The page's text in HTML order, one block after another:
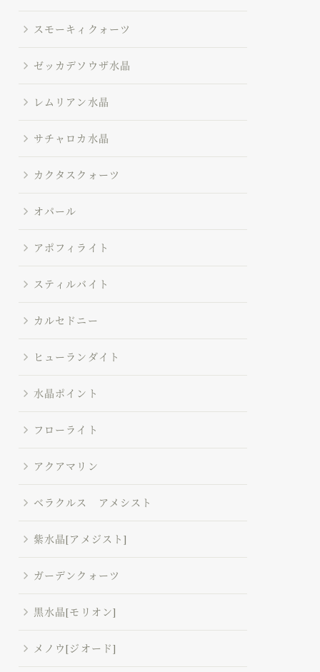
スモーキィクォーツ
ゼッカデソウザ水晶
レムリアン水晶
サチャロカ水晶
カクタスクォーツ
オパール
アポフィライト
スティルバイト
カルセドニー
ヒューランダイト
水晶ポイント
フローライト
アクアマリン
ベラクルス アメシスト
紫水晶[アメジスト]
ガーデンクォーツ
黒水晶[モリオン]
メノウ[ジオード]